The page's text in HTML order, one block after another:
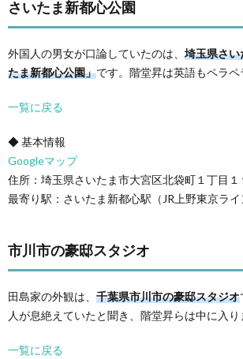
さいたま新都心公園
外国人の男女が口論していたのは、 埼玉県さ
たま新都心公園」です。階堂昇は英語もペラペ
一覧に戻る
◆ 基本情報
Googleマップ
住所：埼玉県さいたま市大宮区北袋町１丁目１
最寄り駅：さいたま新都心駅（JR上野東京ライ
市川市の豪邸スタジオ
田島家の外観は、 千葉県市川市の豪邸スタジオ
人が息絶えていたと聞き、階堂昇らは中に入り
一覧に戻る